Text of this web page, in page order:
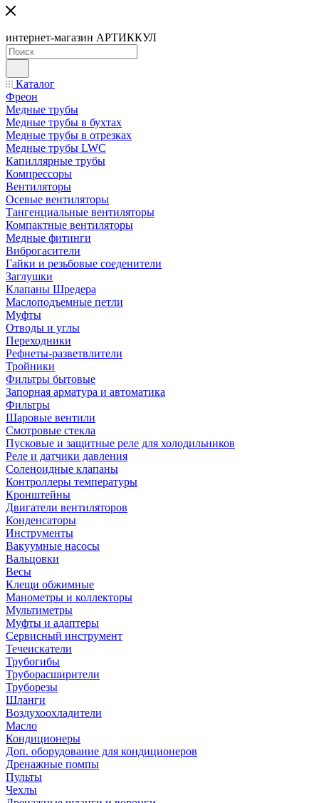
интернет-магазин АРТИККУЛ
Каталог
Фреон
Медные трубы
Медные трубы в бухтах
Медные трубы в отрезках
Медные трубы LWC
Капиллярные трубы
Компрессоры
Вентиляторы
Осевые вентиляторы
Тангенциальные вентиляторы
Компактные вентиляторы
Медные фитинги
Виброгасители
Гайки и резьбовые соеденители
Заглушки
Клапаны Шредера
Маслоподъемные петли
Муфты
Отводы и углы
Переходники
Рефнеты-разветвлители
Тройники
Фильтры бытовые
Запорная арматура и автоматика
Фильтры
Шаровые вентили
Смотровые стекла
Пусковые и защитные реле для холодильников
Реле и датчики давления
Соленоидные клапаны
Контроллеры температуры
Кронштейны
Двигатели вентиляторов
Конденсаторы
Инструменты
Вакуумные насосы
Вальцовки
Весы
Клещи обжимные
Манометры и коллекторы
Мультиметры
Муфты и адаптеры
Сервисный инструмент
Течеискатели
Трубогибы
Труборасширители
Труборезы
Шланги
Воздухоохладители
Масло
Кондиционеры
Доп. оборудование для кондиционеров
Дренажные помпы
Пульты
Чехлы